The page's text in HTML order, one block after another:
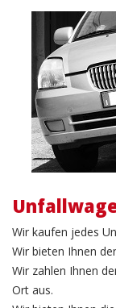
Wir kaufen jedes
Wir bieten Ihnen
Wir zahlen Ihnen
Ort aus.